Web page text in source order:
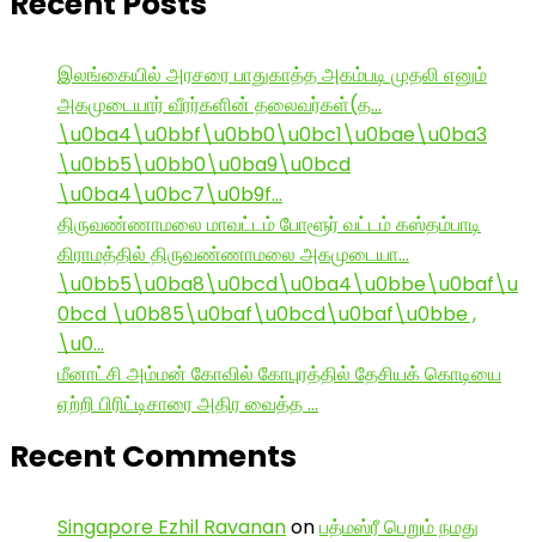
இலங்கையில் அரசரை பாதுகாத்த அகம்படி முதலி எனும்
அகமுடையார் வீரர்களின் தலைவர்கள்(த…
\u0ba4\u0bbf\u0bb0\u0bc1\u0bae\u0ba3
\u0bb5\u0bb0\u0ba9\u0bcd
\u0ba4\u0bc7\u0b9f…
திருவண்ணாமலை மாவட்டம் போளூர் வட்டம் கஸ்தம்பாடி
கிராமத்தில் திருவண்ணாமலை அகமுடையா…
\u0bb5\u0ba8\u0bcd\u0ba4\u0bbe\u0baf\u
0bcd \u0b85\u0baf\u0bcd\u0baf\u0bbe ,
\u0…
மீனாட்சி அம்மன் கோவில் கோபுரத்தில் தேசியக் கொடியை
ஏற்றி பிரிட்டிசாரை அதிர வைத்த …
Recent Comments
Singapore Ezhil Ravananonபத்மஸ்ரீ பெறும் நமது